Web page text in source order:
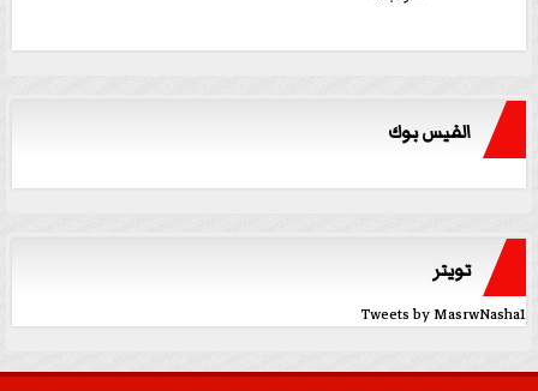
الفيس بوك
تويتر
Tweets by MasrwNasha1